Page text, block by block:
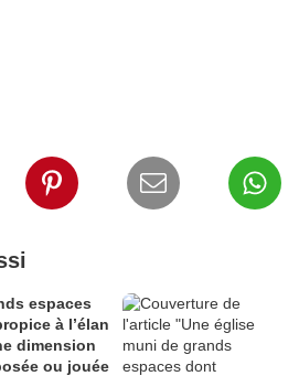
espaces
à l’élan
dimension
ou jouée